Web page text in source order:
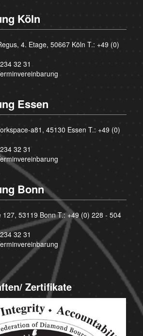
Köln
4. Etage, 50667 Köln T.: +49 (0)
32 31
Essen
a81, 45130 Essen T.: +49 (0)
32 31
Bonn
127, 53119 Bonn T.:+49 (0) 228 - 504
32 31
Zertifikate